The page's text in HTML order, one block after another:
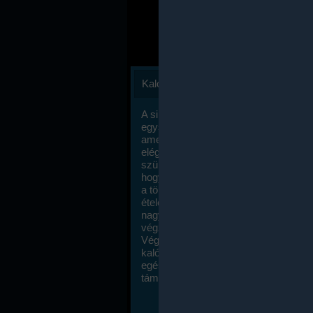
Kalóriaszámlálás
A sikeres fogyás titka valójában igen
egyszerű: égess több energiát, mint
amennyit beviszel. Természetesen
elég nagy fegyelemre és akaraterőre
szükség, de meglepődve fogod
hogy a kalóriaszámolás mennyire
a többi diétához képest. Itt nincsenek
ételek és a megengedett kalóriabevitelt
nagymértékben növelheted ha
végzel.
Végül, de nem utolsó sorban, a
kalóriaszámolás módszerét a legtöbb
egészségügyi szakorvos ajánlja és
támogatja.